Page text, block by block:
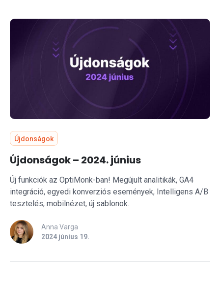
Újdonságok
Újdonságok – 2024. június
Új funkciók az OptiMonk-ban! Megújult analitikák, GA4
integráció, egyedi konverziós események, Intelligens A/B
tesztelés, mobilnézet, új sablonok.
Anna Varga
2024 június 19.